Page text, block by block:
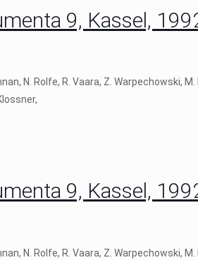
9, Kassel,
N. Rolfe, R. Vaara, Z. Warpechowski, M.
9, Kassel,
N. Rolfe, R. Vaara, Z. Warpechowski, M.